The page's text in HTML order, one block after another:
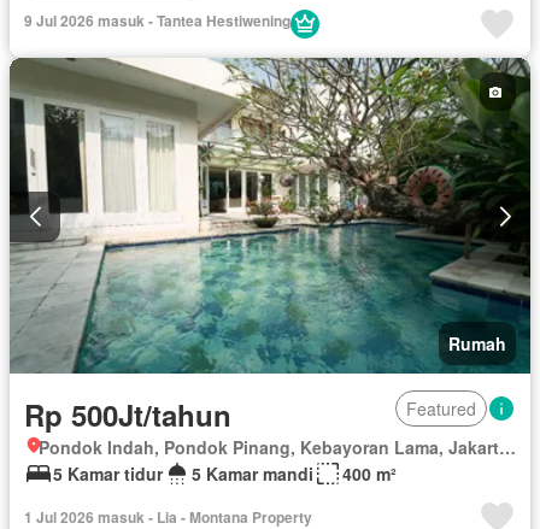
9 Jul 2026 masuk - Tantea Hestiwening
Rumah
Rp 500Jt/tahun
Featured
Pondok Indah, Pondok Pinang, Kebayoran Lama, Jakarta Selatan, Daerah Khusus Ibukota Jakarta
5 Kamar tidur
5 Kamar mandi 400 m²
1 Jul 2026 masuk - Lia - Montana Property